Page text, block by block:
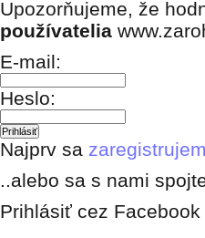
Upozorňujeme, že
používatelia
E-mail:
Heslo:
Najprv sa zaregistrujem
..alebo sa s nami
Prihlásiť cez Facebook